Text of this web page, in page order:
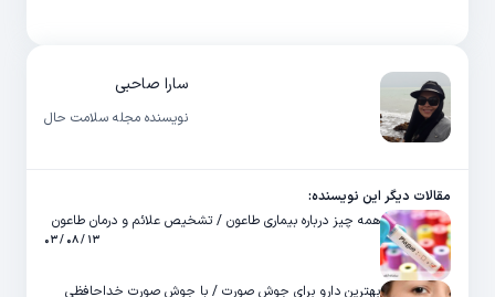
سارا صاحبی
نویسنده مجله سلامت حال
مقالات دیگر این نویسنده:
همه چیز درباره بیماری طاعون / تشخیص علائم و درمان طاعون
۱۳ / ۰۸ / ۰۳
بهترین دارو برای جوش صورت / با جوش صورت خداحافظی